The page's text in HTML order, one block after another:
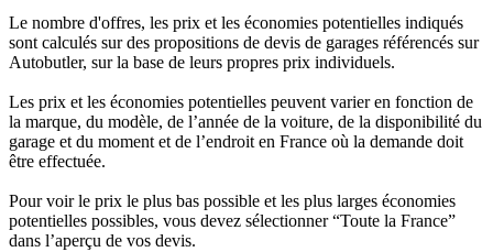
Le nombre d'offres, les prix et les économies potentielles indiqués
sont calculés sur des propositions de devis de garages référencés sur
Autobutler, sur la base de leurs propres prix individuels.
Les prix et les économies potentielles peuvent varier en fonction de
la marque, du modèle, de l’année de la voiture, de la disponibilité du
garage et du moment et de l’endroit en France où la demande doit
être effectuée.
Pour voir le prix le plus bas possible et les plus larges économies
potentielles possibles, vous devez sélectionner “Toute la France”
dans l’aperçu de vos devis.